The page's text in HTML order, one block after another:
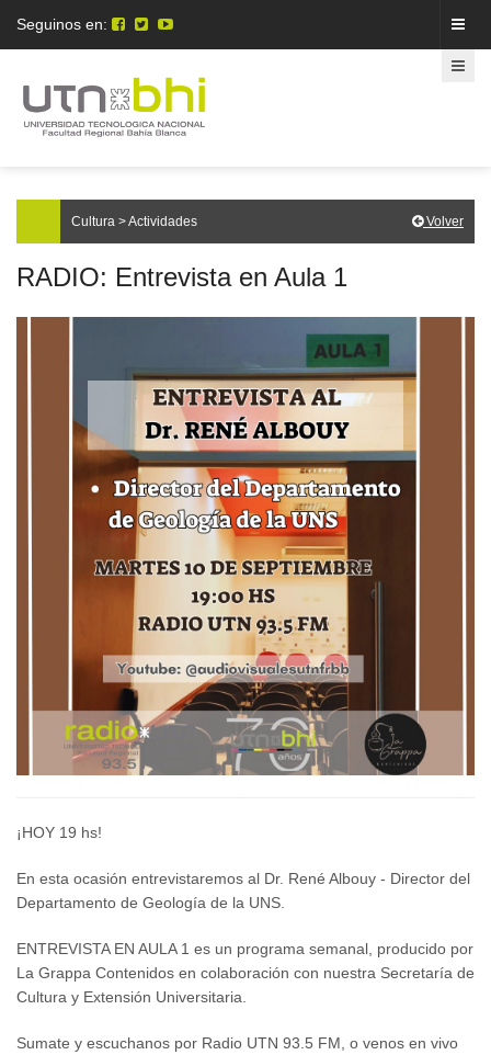
Seguinos en:
Cultura > Actividades Volver
RADIO: Entrevista en Aula 1
¡HOY 19 hs!
En esta ocasión entrevistaremos al Dr. René Albouy - Director del
Departamento de Geología de la UNS.
ENTREVISTA EN AULA 1 es un programa semanal, producido por
La Grappa Contenidos en colaboración con nuestra Secretaría de
Cultura y Extensión Universitaria.
Sumate y escuchanos por Radio UTN 93.5 FM, o venos en vivo